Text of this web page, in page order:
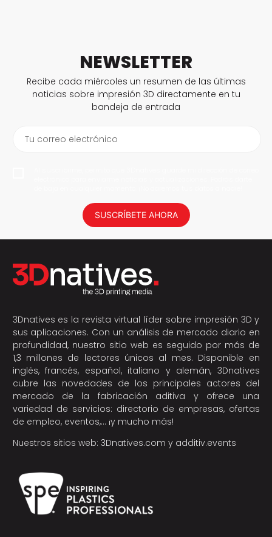
NEWSLETTER
Recibe cada miércoles un resumen de las últimas
noticias sobre impresión 3D directamente en tu
bandeja de entrada
Tu correo electrónico
SUSCRÍBETE AHORA
3Dnatives es la revista virtual líder sobre impresión 3D y
sus aplicaciones. Con un análisis de mercado diario en
profundidad, nuestro sitio web es seguido por más de
1,3 millones de lectores únicos al mes. Disponible en
inglés, francés, español, italiano y alemán, 3Dnatives
cubre las novedades de los principales actores del
mercado de la fabricación aditiva y ofrece una
variedad de servicios: directorio de empresas, ofertas
de empleo, eventos,… ¡y mucho más!
Nuestros sitios web: 3Dnatives.com y additiv.events